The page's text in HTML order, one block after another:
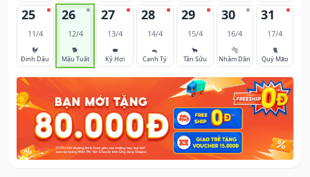
25
11/4
🐓
Đinh Dậu
26
12/4
🐕
Mậu Tuất
27
13/4
🐖
Kỷ Hợi
28
14/4
🐀
Canh Tý
29
15/4
🐂
Tân Sửu
30
16/4
🐅
Nhâm Dần
31
17/4
🐈
Quý Mão